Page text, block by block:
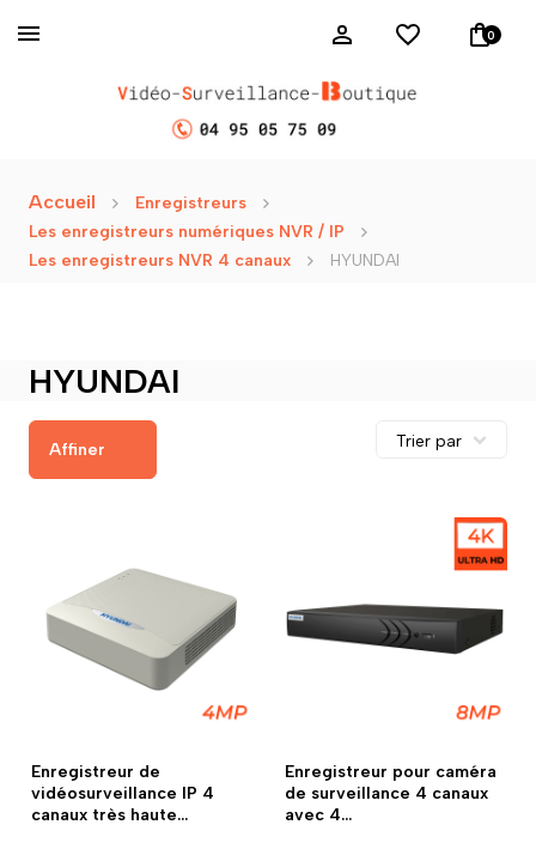
0
Accueil
Enregistreurs
Les enregistreurs numériques NVR / IP
Les enregistreurs NVR 4 canaux
HYUNDAI
HYUNDAI
Affiner
Enregistreur de
vidéosurveillance IP 4
canaux très haute...
Enregistreur pour caméra
de surveillance 4 canaux
avec 4...